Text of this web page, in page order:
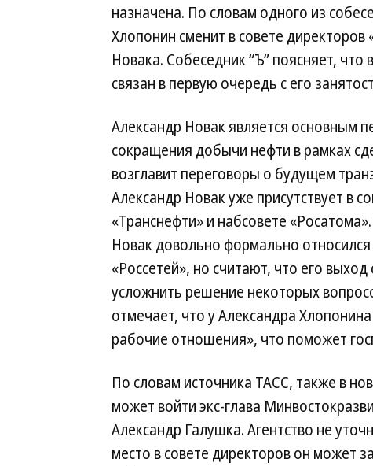
назначена. По словам одного из
Хлопонин сменит в совете директоров
Новака. Собеседник “Ъ” поясняет,
связан в первую очередь с его
Александр Новак является основным
сокращения добычи нефти в рамках
возглавит переговоры о будущем
Александр Новак уже присутствует в
«Транснефти» и набсовете
Новак довольно формально
«Россетей», но считают, что его
усложнить решение некоторых
отмечает, что у Александра
рабочие отношения», что поможет
По словам источника ТАСС, также в
может войти экс-глава
Александр Галушка. Агентство не
место в совете директоров он может